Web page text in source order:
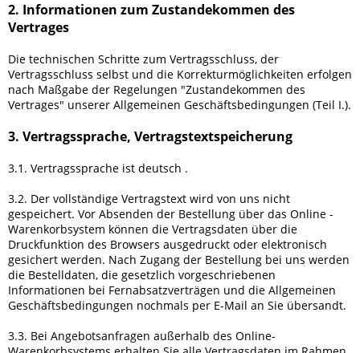
2. Informationen zum Zustandekommen des
Vertrages
Die technischen Schritte zum Vertragsschluss, der
Vertragsschluss selbst und die Korrekturmöglichkeiten erfolgen
nach Maßgabe der Regelungen "Zustandekommen des
Vertrages" unserer Allgemeinen Geschäftsbedingungen (Teil I.).
3. Vertragssprache, Vertragstextspeicherung
3.1. Vertragssprache ist deutsch .
3.2. Der vollständige Vertragstext wird von uns nicht
gespeichert. Vor Absenden der Bestellung über das Online -
Warenkorbsystem können die Vertragsdaten über die
Druckfunktion des Browsers ausgedruckt oder elektronisch
gesichert werden. Nach Zugang der Bestellung bei uns werden
die Bestelldaten, die gesetzlich vorgeschriebenen
Informationen bei Fernabsatzverträgen und die Allgemeinen
Geschäftsbedingungen nochmals per E-Mail an Sie übersandt.
3.3. Bei Angebotsanfragen außerhalb des Online-